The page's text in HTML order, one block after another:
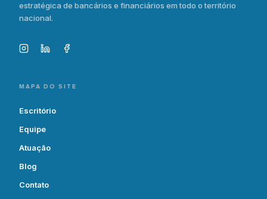
estratégica de bancários e financiários em todo o território
nacional.
MAPA DO SITE
Escritório
Equipe
Atuação
Blog
Contato